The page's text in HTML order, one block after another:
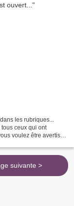
les rubriques...
ceux qui ont
voulez être avertis
suivante >